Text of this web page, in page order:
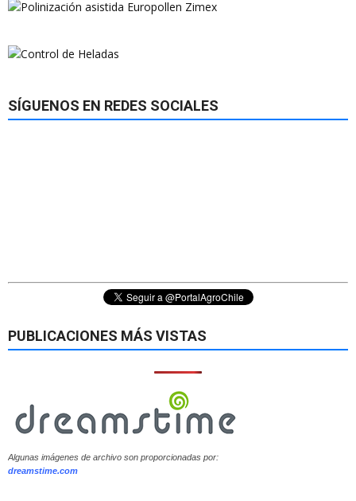
SÍGUENOS EN REDES SOCIALES
PUBLICACIONES MÁS VISTAS
Algunas imágenes de archivo son proporcionadas por:
dreamstime.com